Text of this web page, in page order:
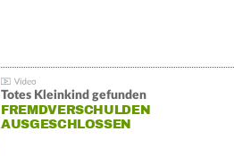
Totes Kleinkind gefunden
FREMDVERSCHULDEN
AUSGESCHLOSSEN